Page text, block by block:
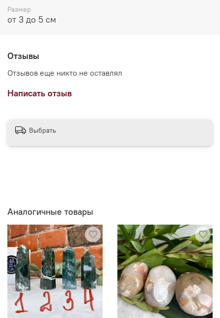
Размер
от 3 до 5 см
Отзывы
Отзывов еще никто не оставлял
Написать отзыв
Выбрать
Аналогичные товары